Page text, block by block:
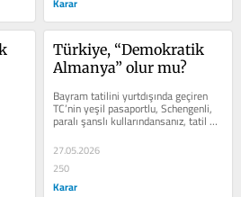
Türkiye, “Demokratik
Almanya” olur mu?
Bayram tatilini yurtdışında geçiren
TC’nin yeşil pasaportlu, Schengenli,
paralı şanslı kullarındansanız, tatil
için de bula bula...
27.05.2026
250
Karar